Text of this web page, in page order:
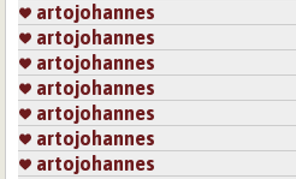
artojohannes
artojohannes
artojohannes
artojohannes
artojohannes
artojohannes
artojohannes